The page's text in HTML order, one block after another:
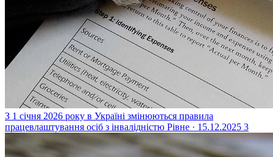
З 1 січня 2026 року в Україні змінюються правила
працевлаштування осіб з інвалідністю Рівне · 15.12.2025 3